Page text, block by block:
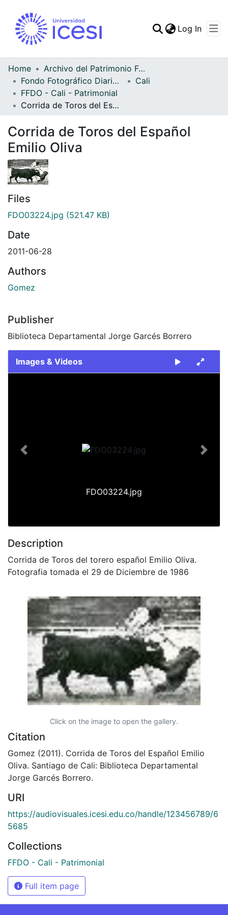
Statistics
Log In
Home
Archivo del Patrimonio Fotográfico y Fílmico del Valle del Cauca
Fondo Fotográfico Diario Occidente
Cali
FFDO - Cali - Patrimonial
Corrida de Toros del Español Emilio Oliva
Corrida de Toros del Español
Emilio Oliva
Files
FDO03224.jpg (521.47 KB)
Date
2011-06-28
Authors
Gomez
Publisher
Biblioteca Departamental Jorge Garcés Borrero
Images & Videos
FDO03224.jpg
Previous Next
Description
Corrida de Toros del torero español Emilio Oliva.
Fotografia tomada el 29 de Diciembre de 1986
Click on the image to open the gallery.
Citation
Gomez (2011). Corrida de Toros del Español Emilio
Oliva. Santiago de Cali: Biblioteca Departamental
Jorge Garcés Borrero.
URI
https://audiovisuales.icesi.edu.co/handle/123456789/6
5685
Collections
FFDO - Cali - Patrimonial
Full item page